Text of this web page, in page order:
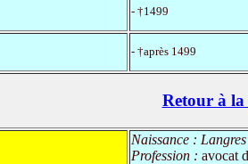
- †1499
- †après 1499
Retour à
Naissance :
Profession : avocat